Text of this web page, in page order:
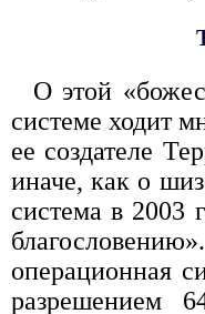
О этой
системе ходит
ее создателе
иначе, как о
система в 2003
операционная
разрешением